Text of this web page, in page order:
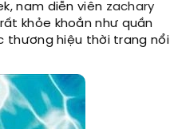
nam diễn viên zachary
khỏe khoắn như quần
thương hiệu thời trang nổi